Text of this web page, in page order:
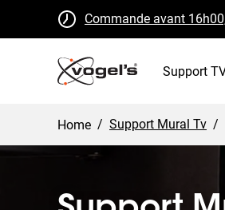
Commande avant
Retours gratuits sous 30
Certifié B CorpSupport
Home / Support Mural Tv /